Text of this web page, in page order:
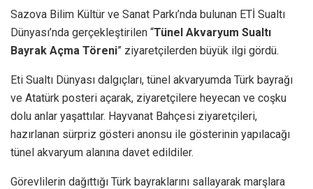
Sazova Bilim Kültür ve Sanat Parkı’nda bulunan ETİ Sualtı
Dünyası’nda gerçekleştirilen “Tünel Akvaryum Sualtı
Bayrak Açma Töreni” ziyaretçilerden büyük ilgi gördü.
Eti Sualtı Dünyası dalgıçları, tünel akvaryumda Türk bayrağı
ve Atatürk posteri açarak, ziyaretçilere heyecan ve coşku
dolu anlar yaşattılar. Hayvanat Bahçesi ziyaretçileri,
hazırlanan sürpriz gösteri anonsu ile gösterinin yapılacağı
tünel akvaryum alanına davet edildiler.
Görevlilerin dağıttığı Türk bayraklarını sallayarak marşlara